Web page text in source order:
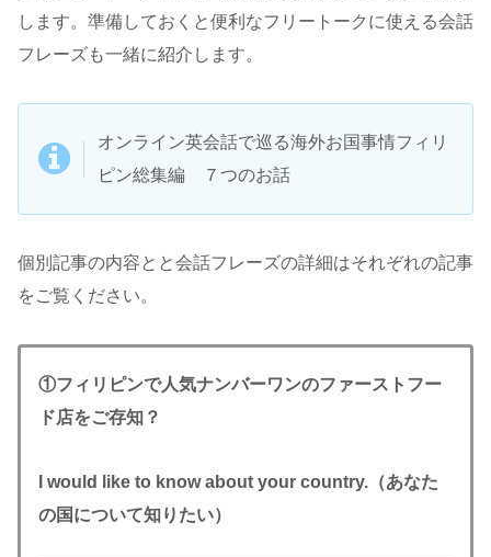
します。準備しておくと便利なフリートークに使える会話
フレーズも一緒に紹介します。
オンライン英会話で巡る海外お国事情フィリ
ピン総集編 ７つのお話
個別記事の内容とと会話フレーズの詳細はそれぞれの記事
をご覧ください。
①フィリピンで人気ナンバーワンのファーストフー
ド店をご存知？
I would like to know about your country.（あなた
の国について知りたい）